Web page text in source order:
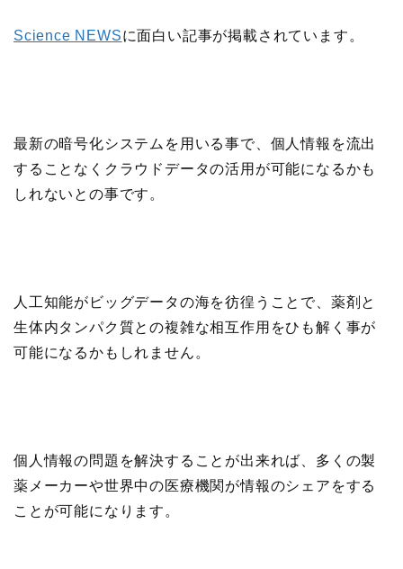
Science NEWSに面白い記事が掲載されています。
最新の暗号化システムを用いる事で、個人情報を流出
することなくクラウドデータの活用が可能になるかも
しれないとの事です。
人工知能がビッグデータの海を彷徨うことで、薬剤と
生体内タンパク質との複雑な相互作用をひも解く事が
可能になるかもしれません。
個人情報の問題を解決することが出来れば、多くの製
薬メーカーや世界中の医療機関が情報のシェアをする
ことが可能になります。